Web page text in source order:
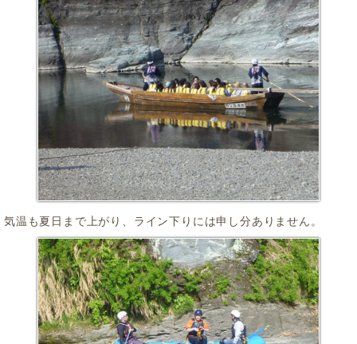
気温も夏日まで上がり、ライン下りには申し分ありません。